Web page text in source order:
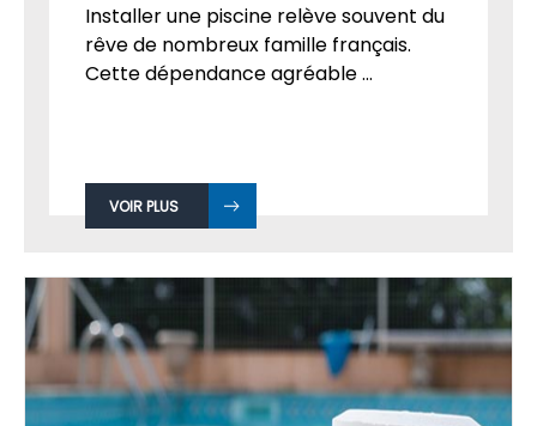
Installer une piscine relève souvent du
rêve de nombreux famille français.
Cette dépendance agréable ...
VOIR PLUS